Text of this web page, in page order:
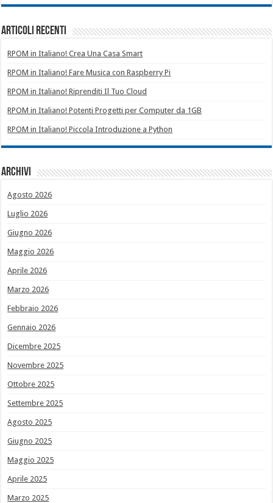
Articoli recenti
RPOM in Italiano! Crea Una Casa Smart
RPOM in Italiano! Fare Musica con Raspberry Pi
RPOM in Italiano! Riprenditi Il Tuo Cloud
RPOM in Italiano! Potenti Progetti per Computer da 1GB
RPOM in Italiano! Piccola Introduzione a Python
Archivi
Agosto 2026
Luglio 2026
Giugno 2026
Maggio 2026
Aprile 2026
Marzo 2026
Febbraio 2026
Gennaio 2026
Dicembre 2025
Novembre 2025
Ottobre 2025
Settembre 2025
Agosto 2025
Giugno 2025
Maggio 2025
Aprile 2025
Marzo 2025